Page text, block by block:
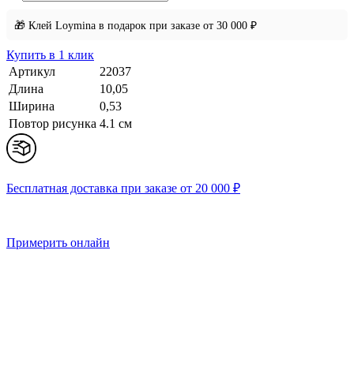
🎁 Клей Loymina в подарок при заказе от 30 000 ₽
Купить в 1 клик
Артикул
22037
Длина
10,05
Ширина
0,53
Повтор рисунка 4.1 cм
Бесплатная доставка при заказе от 20 000 ₽
Примерить онлайн